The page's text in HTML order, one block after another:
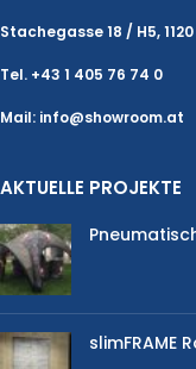
Stachegasse 18 / H5,
Tel. +43 1 405 76 74 0
Mail: info@showroom.at
AKTUELLE PROJEKTE
slimFRAME